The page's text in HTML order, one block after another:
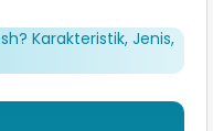
Karakteristik, Jenis,